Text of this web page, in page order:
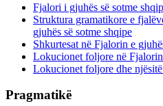
Fjalori i gjuhës së sotme
Struktura gramatikore e
gjuhës së sotme shqipe
Shkurtesat në Fjalorin e
Lokucionet foljore në
Lokucionet foljore dhe
Pragmatikë